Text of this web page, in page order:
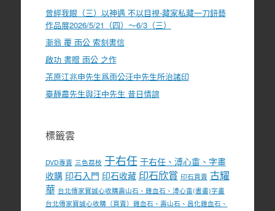
曾經我眼（三）以神遇 不以目視-藏家私藏一刀鈕藝
作品展2026/5/21（四）～6/3（三）
漸翁 覆 雨公 索刻書信
啟功 書贈 雨公 之作
茮原江兆申先生爲雨公汪中先生所治諸印
臺靜農先生與汪中先生 昔日情誼
標籤雲
DVD專賣 三色荔枝 于右任 于右任、溥心畬、字畫
收購 印石入門 印石收藏 印石欣賞 印石買賣 古耀
華 台北傳家寶誠心收購壽山石、雞血石、溥心畬(書畫)字畫
台北傳家寶誠心收購（買賣）雞血石、壽山石、昌化雞血石、